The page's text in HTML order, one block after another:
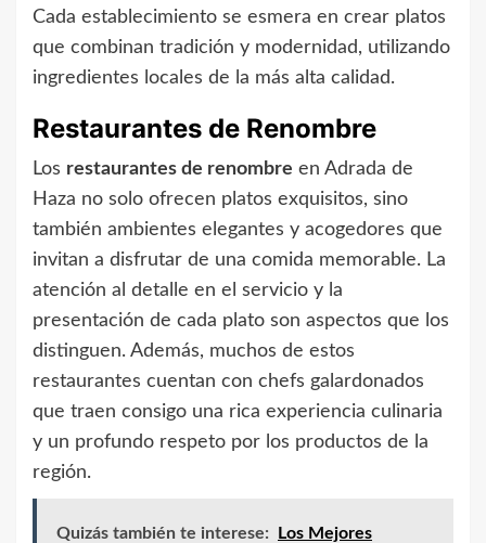
Cada establecimiento se esmera en crear platos
que combinan tradición y modernidad, utilizando
ingredientes locales de la más alta calidad.
Restaurantes de Renombre
Los restaurantes de renombre en Adrada de
Haza no solo ofrecen platos exquisitos, sino
también ambientes elegantes y acogedores que
invitan a disfrutar de una comida memorable. La
atención al detalle en el servicio y la
presentación de cada plato son aspectos que los
distinguen. Además, muchos de estos
restaurantes cuentan con chefs galardonados
que traen consigo una rica experiencia culinaria
y un profundo respeto por los productos de la
región.
Quizás también te interese:
Los Mejores